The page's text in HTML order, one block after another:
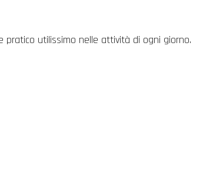
pratico utilissimo nelle attività di ogni giorno.